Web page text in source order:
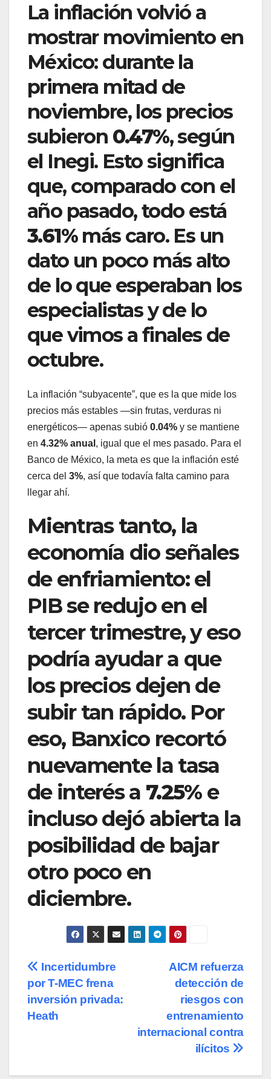
La inflación volvió a
mostrar movimiento en
México: durante la
primera mitad de
noviembre, los precios
subieron 0.47%, según
el Inegi. Esto significa
que, comparado con el
año pasado, todo está
3.61%más caro. Es un
dato un poco más alto
de lo que esperaban los
especialistas y de lo
que vimos a finales de
octubre.
La inflación “subyacente”, que es la que mide los
precios más estables —sin frutas, verduras ni
energéticos— apenas subió 0.04% y se mantiene
en 4.32% anual , igual que el mes pasado. Para el
Banco de México, la meta es que la inflación esté
cerca del 3%, así que todavía falta camino para
llegar ahí.
Mientras tanto, la
economía dio señales
de enfriamiento: el
PIB se redujo en el
tercer trimestre, y eso
podría ayudar a que
los precios dejen de
subir tan rápido. Por
eso, Banxico recortó
nuevamente la tasa
de interés a 7.25%e
incluso dejó abierta la
posibilidad de bajar
otro poco en
diciembre.
Navegación
de
entradas
AICM refuerza
detección de
riesgos con
entrenamiento
internacional contra
ilícitos
Incertidumbre
por T-MEC frena
inversión privada:
Heath